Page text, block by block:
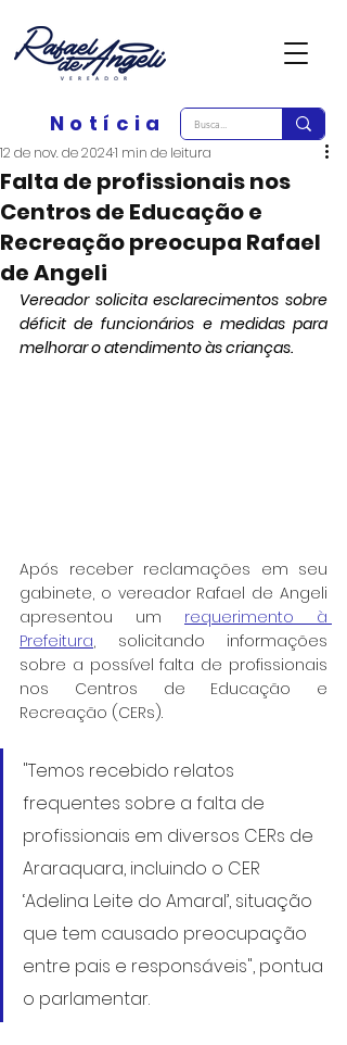
Notícia
Falta de profissionais nos
Centros de Educação e
Recreação preocupa Rafael
de Angeli
12 de nov. de 20241 min de leitura
Vereador solicita esclarecimentos sobre
déficit de funcionários e medidas para
melhorar o atendimento às crianças.
Após receber reclamações em seu
gabinete, o vereador Rafael de Angeli
apresentou um requerimento à
Prefeitura, solicitando informações
sobre a possível falta de profissionais
nos Centros de Educação e
Recreação (CERs).
"Temos recebido relatos
frequentes sobre a falta de
profissionais em diversos CERs de
Araraquara, incluindo o CER
‘Adelina Leite do Amaral’, situação
que tem causado preocupação
entre pais e responsáveis", pontua
o parlamentar.